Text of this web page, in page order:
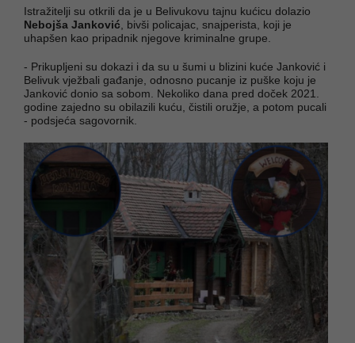
Istražitelji su otkrili da je u Belivukovu tajnu kućicu dolazio
Nebojša Janković , bivši policajac, snajperista, koji je
uhapšen kao pripadnik njegove kriminalne grupe.
- Prikupljeni su dokazi i da su u šumi u blizini kuće Janković i
Belivuk vježbali gađanje, odnosno pucanje iz puške koju je
Janković donio sa sobom. Nekoliko dana pred doček 2021.
godine zajedno su obilazili kuću, čistili oružje, a potom pucali
- podsjeća sagovornik.